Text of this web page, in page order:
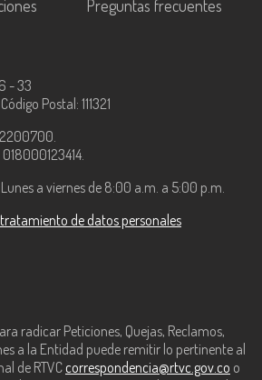
Preguntas frecuentes
- 33
Postal: 111321
Lunes a viernes de 8:00 a.m. a 5:00 p.m.
de datos personales
radicar Peticiones, Quejas, Reclamos,
a la Entidad puede remitir lo pertinente al
de RTVC correspondencia@rtvc.gov.co o